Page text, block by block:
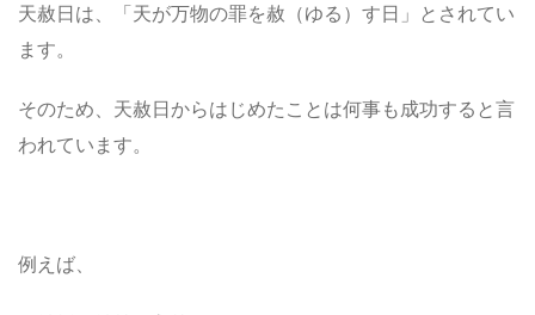
天赦日は、「天が万物の罪を赦（ゆる）す日」とされてい
ます。
そのため、天赦日からはじめたことは何事も成功すると言
われています。
例えば、